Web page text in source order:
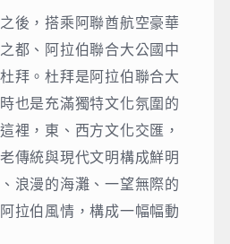
後，搭乘阿聯酋航空豪華
都、阿拉伯聯合大公國中
拜。杜拜是阿拉伯聯合大
也是充滿獨特文化氛圍的
裡，東、西方文化交匯，
傳統與現代文明構成鮮明
浪漫的海灘、一望無際的
拉伯風情，構成一幅幅動